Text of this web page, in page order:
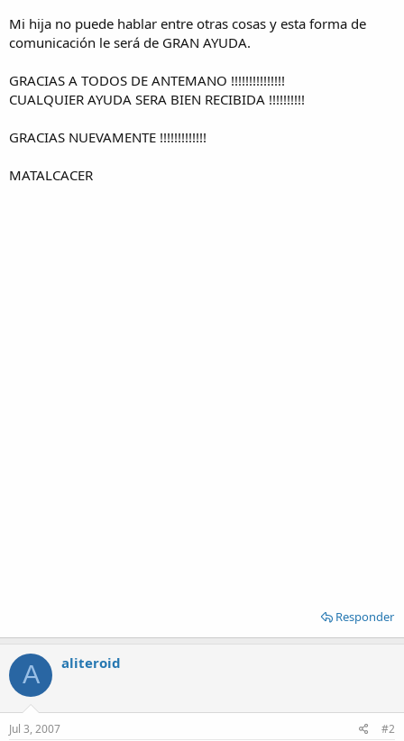
Mi hija no puede hablar entre otras cosas y esta forma de
comunicación le será de GRAN AYUDA.
GRACIAS A TODOS DE ANTEMANO !!!!!!!!!!!!!!!
CUALQUIER AYUDA SERA BIEN RECIBIDA !!!!!!!!!!
GRACIAS NUEVAMENTE !!!!!!!!!!!!!
MATALCACER
Responder
A aliteroid
Jul 3, 2007 #2